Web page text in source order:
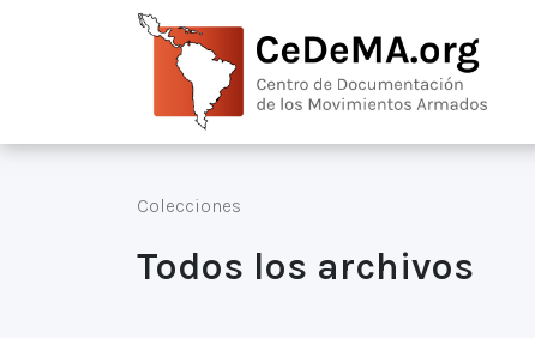
Colecciones
Todos los archivos